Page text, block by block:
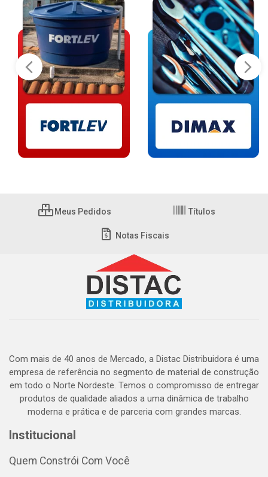
Meus Pedidos Títulos
Notas Fiscais
Com mais de 40 anos de Mercado, a Distac Distribuidora é uma
empresa de referência no segmento de material de construção
em todo o Norte Nordeste. Temos o compromisso de entregar
produtos de qualidade aliados a uma dinâmica de trabalho
moderna e prática e de parceria com grandes marcas.
Institucional
Quem Constrói Com Você